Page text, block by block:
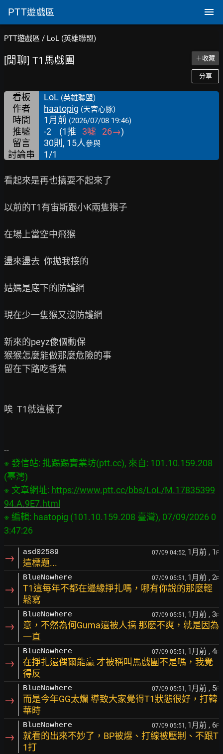
PTT遊戲區
PTT遊戲區 / LoL (英雄聯盟)
[閒聊] T1馬戲團 ＋收藏
分享
看板 LoL (英雄聯盟)
作者 haatopig (天宮心豚)
時間 1月前 (2026/07/08 19:46)
推噓 -2 (1推 3噓 26→)
留言
30則, 15人參與
討論串 1/1
看起來是再也搞耍不起來了
以前的T1有宙斯跟小K兩隻猴子
在場上當空中飛猴
盪來盪去  你拋我接的
姑媽是底下的防護網
現在少一隻猴又沒防護網
新來的peyz像個動保
猴猴怎麼能做那麼危險的事
留在下路吃香蕉
唉  T1就這樣了
※ 發信站: 批踢踢實業坊(ptt.cc), 來自: 101.10.159.208
(臺灣)
※ 文章網址: https://www.ptt.cc/bbs/LoL/M.17835399
94.A.9E7.html
※ 編輯: haatopig (101.10.159.208 臺灣), 07/09/2026 0
→ asd02589 07/09 04:52, 1月前 , 1 F
這標題...
→
BlueNowhere 07/09 05:51, 1月前 , 2F
T1這每年不都在邊緣掙扎嗎，哪有你說的那麼輕
鬆寫
→
BlueNowhere 07/09 05:51, 1月前 , 3F
意，不然為何Guma還被人搞 那麽不爽，就是因為
一直
→
BlueNowhere 07/09 05:51, 1月前 , 4F
在掙扎還偶爾能贏 才被稱叫馬戲團不是嗎，我覺
得反
→
BlueNowhere 07/09 05:51, 1月前 , 5F
而是今年GG太爛 導致大家覺得T1狀態很好，打韓
華時
→
BlueNowhere 07/09 05:51, 1月前 , 6F
就看的出來不妙了，BP被爆、打線被壓制、不跟T
1打